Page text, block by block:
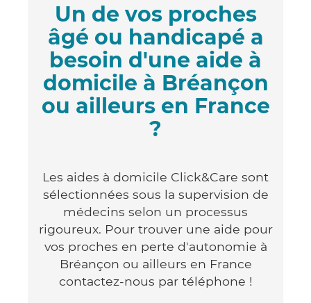
Un de vos proches
âgé ou handicapé a
besoin d'une aide à
domicile à Bréançon
ou ailleurs en France
?
Les aides à domicile Click&Care sont
sélectionnées sous la supervision de
médecins selon un processus
rigoureux. Pour trouver une aide pour
vos proches en perte d'autonomie à
Bréançon ou ailleurs en France
contactez-nous par téléphone !